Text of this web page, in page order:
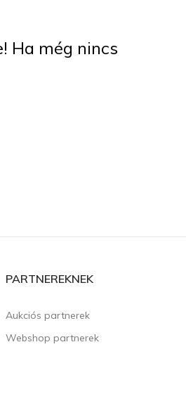
Ha még nincs
PARTNEREKNEK
Aukciós partnerek
Webshop partnerek